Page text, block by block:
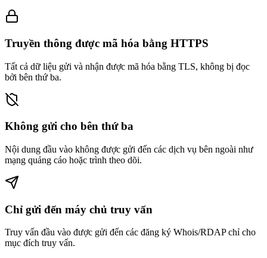
Truyền thông được mã hóa bằng HTTPS
Tất cả dữ liệu gửi và nhận được mã hóa bằng TLS, không bị đọc
bởi bên thứ ba.
Không gửi cho bên thứ ba
Nội dung đầu vào không được gửi đến các dịch vụ bên ngoài như
mạng quảng cáo hoặc trình theo dõi.
Chỉ gửi đến máy chủ truy vấn
Truy vấn đầu vào được gửi đến các đăng ký Whois/RDAP chỉ cho
mục đích truy vấn.